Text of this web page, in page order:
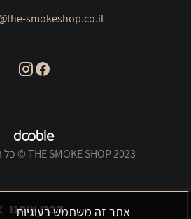
דברו איתנו
smokeshop.co.il
THE SMOKE SHOP 2023 © כל הזכויות שמורות.
אתר זה משתמש בעוגיות